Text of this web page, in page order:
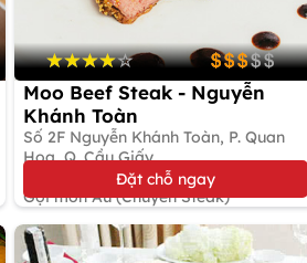
Moo Beef Steak - Nguyễn
Khánh Toàn
Số 2F Nguyễn Khánh Toàn, P. Quan
Hoa, Q. Cầu Giấy
Gọi món Âu (Chuyên Steak)
Đặt chỗ ngay